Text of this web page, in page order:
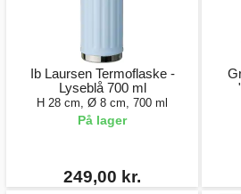
Ib Laursen Termoflaske -
Lyseblå 700 ml
H 28 cm, Ø 8 cm, 700 ml
På lager
249,00 kr.